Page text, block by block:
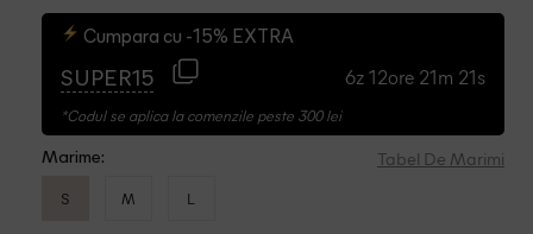
Cumpara cu -15% EXTRA
SUPER15 6z 12ore 21m 20s
*Codul se aplica la comenzile peste 300 lei
Marime: Tabel De Marimi
S M L